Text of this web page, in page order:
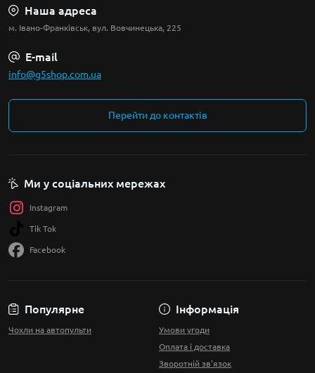
Наша адреса
м. Івано-Франківськ, вул. Вовчинецька, 225
E-mail
info@g5shop.com.ua
Перейти до контактів
Популярне
Чохли на автопульти
Інформація
Умови угоди
Оплата і доставка
Зворотній зв'язок
Ми у соціальних мережах
Instagram
Tik Tok
Facebook